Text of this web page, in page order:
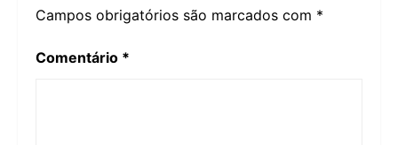
Campos obrigatórios são marcados com *
Comentário *